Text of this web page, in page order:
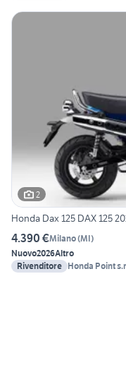
2
Honda Dax 125 DAX 125
4.390 €Milano(MI)
Nuovo2026Altro
Rivenditore Honda Point